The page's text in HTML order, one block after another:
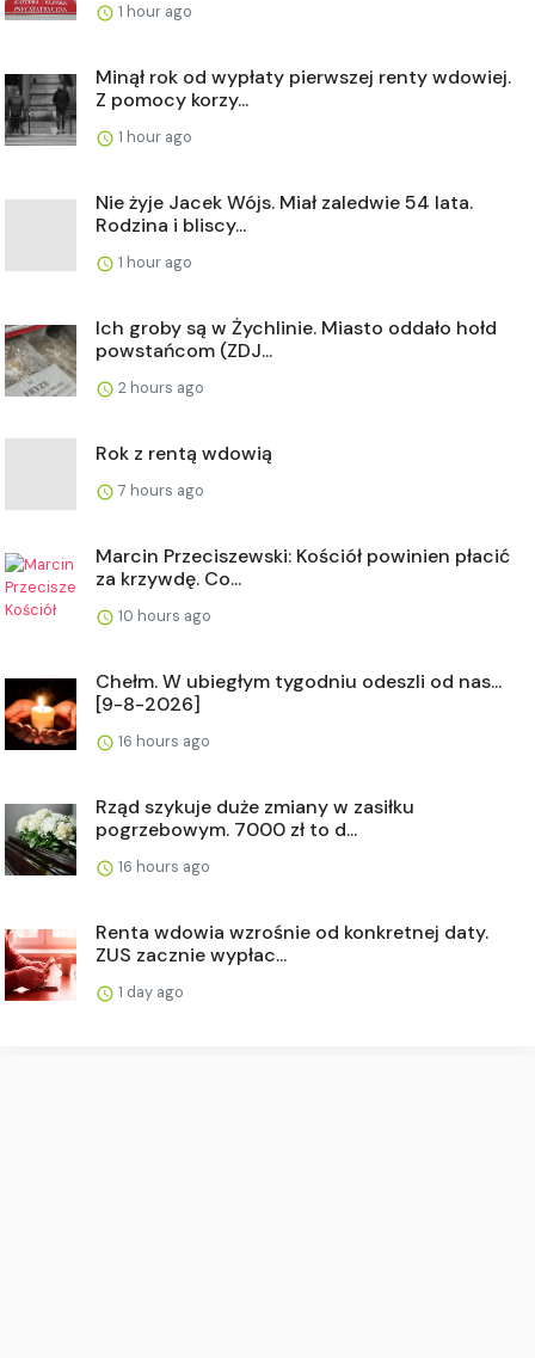
1 hour ago
Minął rok od wypłaty pierwszej renty wdowiej.
Z pomocy korzy...
1 hour ago
Nie żyje Jacek Wójs. Miał zaledwie 54 lata.
Rodzina i bliscy...
1 hour ago
Ich groby są w Żychlinie. Miasto oddało hołd
powstańcom (ZDJ...
2 hours ago
Rok z rentą wdowią
7 hours ago
Marcin Przeciszewski: Kościół powinien płacić
za krzywdę. Co...
10 hours ago
Chełm. W ubiegłym tygodniu odeszli od nas...
[9-8-2026]
16 hours ago
Rząd szykuje duże zmiany w zasiłku
pogrzebowym. 7000 zł to d...
16 hours ago
Renta wdowia wzrośnie od konkretnej daty.
ZUS zacznie wypłac...
1 day ago